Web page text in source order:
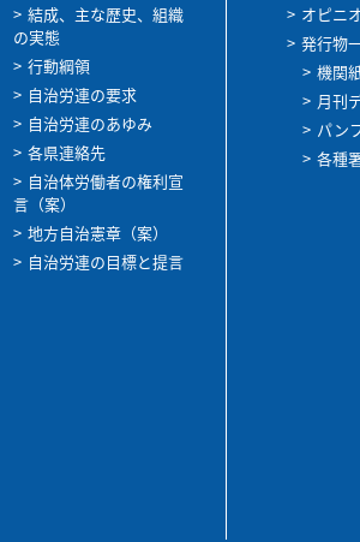
結成、主な歴史、組織
の実態
行動綱領
自治労連の要求
自治労連のあゆみ
各県連絡先
自治体労働者の権利宣
言（案）
地方自治憲章（案）
自治労連の目標と提言
オピニ
発行物
機関
月刊
パン
各種